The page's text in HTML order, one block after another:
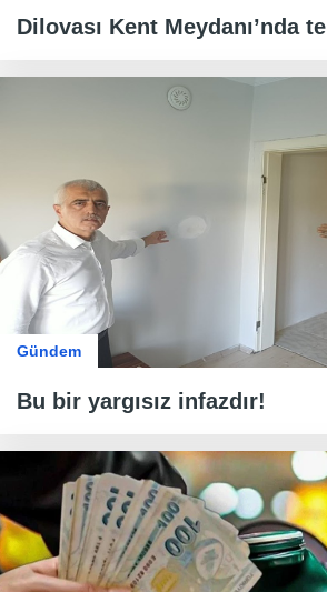
Dilovası Kent Meydanı’nda
Gündem
Bu bir yargısız infazdır!